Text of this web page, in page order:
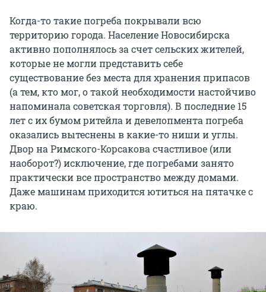
Когда-то такие погреба покрывали всю
территорию города. Население Новосибирска
активно пополнялось за счет сельских жителей,
которые не могли представить себе
существование без места для хранения припасов
(а тем, кто мог, о такой необходимости настойчиво
напоминала советская торговля). В последние 15
лет с их бумом ритейла и девелопмента погреба
оказались вытеснены в какие-то ниши и углы.
Двор на Римского-Корсакова счастливое (или
наоборот?) исключение, где погребами занято
практически все пространство между домами.
Даже машинам приходится ютиться на пятачке с
краю.